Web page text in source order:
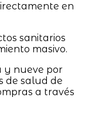
en
sanitarios
masivo.
y nueve por
de salud de
a través